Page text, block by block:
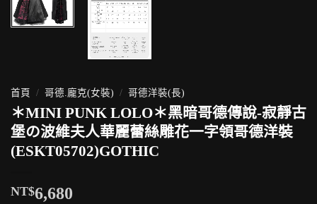
首頁 / 哥德.龐克(女裝) / 哥德洋裝(長)
＊MINI PUNK LOLO＊黑暗哥德傳說-寂靜古
堡の波維夫人華麗蕾絲雕花一字領哥德洋裝
(ESKT05702)GOTHIC
NT$6,680